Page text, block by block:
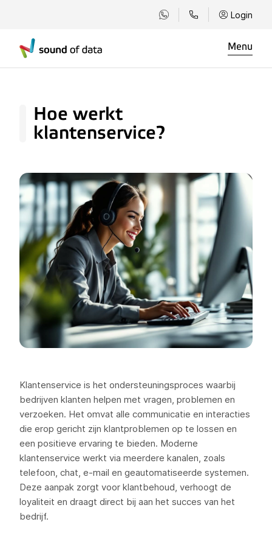
Login
Menu
Hoe werkt
klantenservice?
Klantenservice is het ondersteuningsproces waarbij
bedrijven klanten helpen met vragen, problemen en
verzoeken. Het omvat alle communicatie en interacties
die erop gericht zijn klantproblemen op te lossen en
een positieve ervaring te bieden. Moderne
klantenservice werkt via meerdere kanalen, zoals
telefoon, chat, e-mail en geautomatiseerde systemen.
Deze aanpak zorgt voor klantbehoud, verhoogt de
loyaliteit en draagt direct bij aan het succes van het
bedrijf.